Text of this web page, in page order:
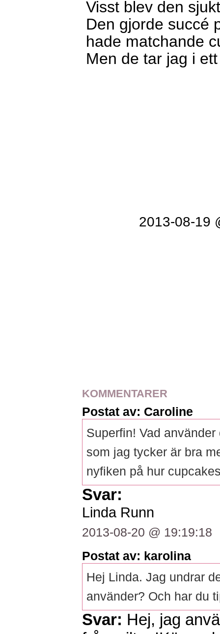
Visst blev den
Den gjorde succé
hade matchande
Men de tar jag i
2013-08-19
KOMMENTARER
Postat av: Caroline
Superfin! Vad
som jag tycker är bra
nyfiken på hur
Svar:
Linda Runn
2013-08-20 @ 19:19:18
Postat av: karolina
Hej Linda. Jag undrar
använder? Och har du
Svar: Hej, jag